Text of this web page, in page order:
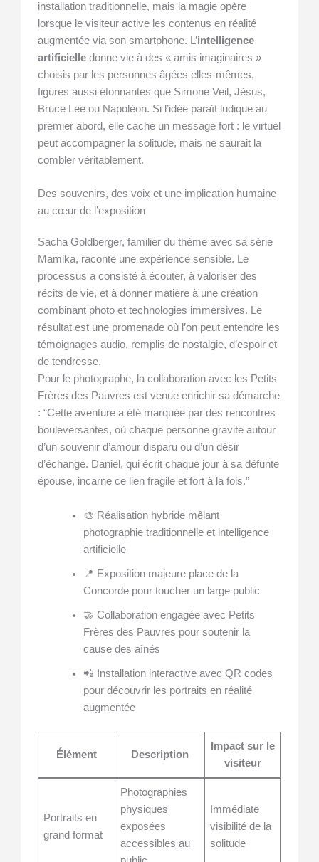
installation traditionnelle, mais la magie opère
lorsque le visiteur active les contenus en réalité
augmentée via son smartphone. L’intelligence
artificielle donne vie à des « amis imaginaires »
choisis par les personnes âgées elles-mêmes,
figures aussi étonnantes que Simone Veil, Jésus,
Bruce Lee ou Napoléon. Si l’idée paraît ludique au
premier abord, elle cache un message fort : le virtuel
peut accompagner la solitude, mais ne saurait la
combler véritablement.
Des souvenirs, des voix et une implication humaine
au cœur de l’exposition
Sacha Goldberger, familier du thème avec sa série
Mamika, raconte une expérience sensible. Le
processus a consisté à écouter, à valoriser des
récits de vie, et à donner matière à une création
combinant photo et technologies immersives. Le
résultat est une promenade où l’on peut entendre les
témoignages audio, remplis de nostalgie, d’espoir et
de tendresse.
Pour le photographe, la collaboration avec les Petits
Frères des Pauvres est venue enrichir sa démarche
: “Cette aventure a été marquée par des rencontres
bouleversantes, où chaque personne gravite autour
d’un souvenir d’amour disparu ou d’un désir
d’échange. Daniel, qui écrit chaque jour à sa défunte
épouse, incarne ce lien fragile et fort à la fois.”
🎨 Réalisation hybride mêlant
photographie traditionnelle et intelligence
artificielle
📍 Exposition majeure place de la
Concorde pour toucher un large public
🤝 Collaboration engagée avec Petits
Frères des Pauvres pour soutenir la
cause des aînés
📲 Installation interactive avec QR codes
pour découvrir les portraits en réalité
augmentée
Élément Description
Impact sur le
visiteur
Portraits en
grand format
Photographies
physiques
exposées
accessibles au
Immédiate
visibilité de la
solitude